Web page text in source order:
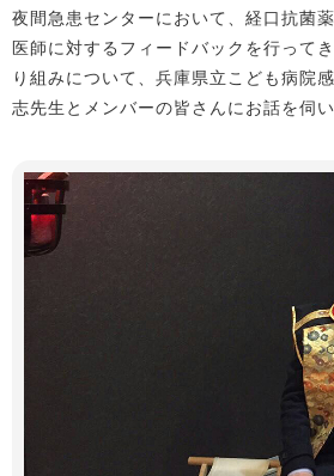
夜間急患センターにおいて、経口抗菌
医師に対するフィードバックを行って
り組みについて、兵庫県立こども病院
志先生とメンバーの皆さんにお話を伺い